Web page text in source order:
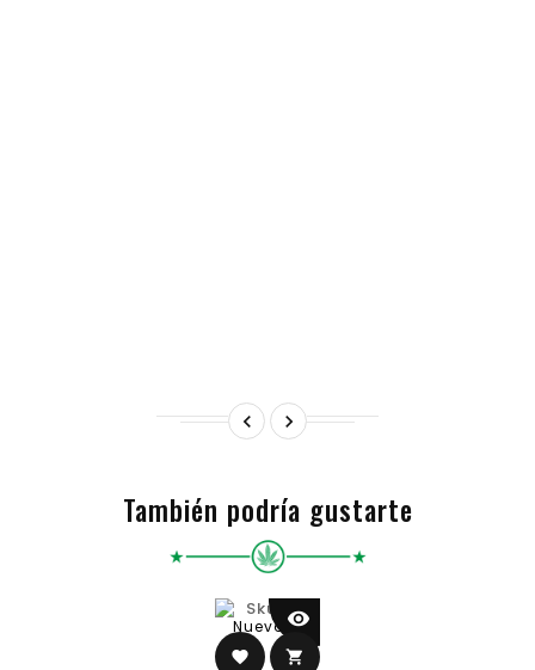
 
También podría gustarte
Nuevo
favorite shopping_cart
visibility